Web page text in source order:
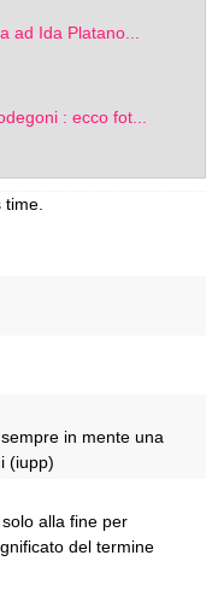
ad Ida Platano...
: ecco fot...
in mente una
(iupp)
alla fine per
del termine